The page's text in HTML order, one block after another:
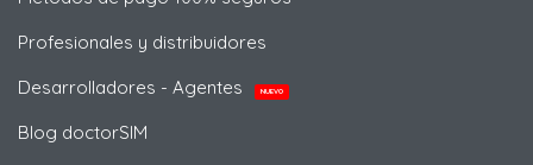
Profesionales y distribuidores
Desarrolladores - Agentes
NUEVO
Blog doctorSIM